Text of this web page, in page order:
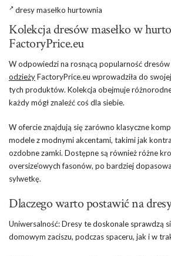
dresy masełko hurtownia
Kolekcja dresów masełko w
FactoryPrice.eu
W odpowiedzi na rosnącą popularność dresów
odzieżyFactoryPrice.eu wprowadziła do
tych produktów. Kolekcja obejmuje
każdy mógł znaleźć coś dla siebie.
W ofercie znajdują się zarówno klasyczne
modele z modnymi akcentami, takimi jak
ozdobne zamki. Dostępne są również różne
oversize’owych fasonów, po bardziej
sylwetkę.
Dlaczego warto postawić na dresy
Uniwersalność: Dresy te doskonale sprawdzą
domowym zaciszu, podczas spaceru, jak i w